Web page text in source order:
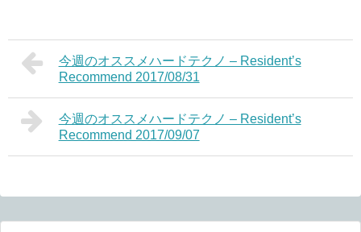
今週のオススメハードテクノ – Resident’s
Recommend 2017/08/31
今週のオススメハードテクノ – Resident’s
Recommend 2017/09/07